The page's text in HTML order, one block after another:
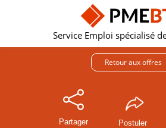
Service Emploi spécialisé
Retour aux offres
Partager
Postuler